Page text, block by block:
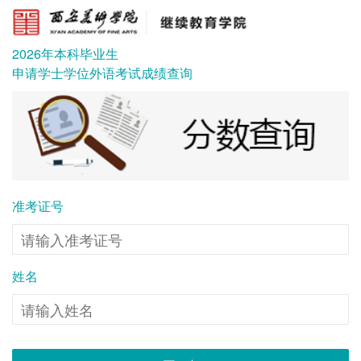
2026年本科毕业生
申请学士学位外语考试成绩查询
准考证号
姓名